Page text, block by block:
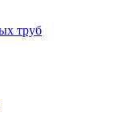
труб